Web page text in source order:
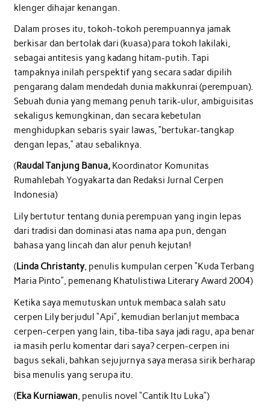
klenger dihajar kenangan.
Dalam proses itu, tokoh-tokoh perempuannya jamak
berkisar dan bertolak dari (kuasa) para tokoh lakilaki,
sebagai antitesis yang kadang hitam-putih. Tapi
tampaknya inilah perspektif yang secara sadar dipilih
pengarang dalam mendedah dunia makkunrai (perempuan).
Sebuah dunia yang memang penuh tarik-ulur, ambiguisitas
sekaligus kemungkinan, dan secara kebetulan
menghidupkan sebaris syair lawas, “bertukar-tangkap
dengan lepas,” atau sebaliknya.
(Raudal Tanjung Banua,Koordinator Komunitas
Rumahlebah Yogyakarta dan Redaksi Jurnal Cerpen
Indonesia)
Lily bertutur tentang dunia perempuan yang ingin lepas
dari tradisi dan dominasi atas nama apa pun, dengan
bahasa yang lincah dan alur penuh kejutan!
(Linda Christanty, penulis kumpulan cerpen “Kuda Terbang
Maria Pinto”, pemenang Khatulistiwa Literary Award 2004)
Ketika saya memutuskan untuk membaca salah satu
cerpen Lily berjudul “Api”, kemudian berlanjut membaca
cerpen-cerpen yang lain, tiba-tiba saya jadi ragu, apa benar
ia masih perlu komentar dari saya? cerpen-cerpen ini
bagus sekali, bahkan sejujurnya saya merasa sirik berharap
bisa menulis yang serupa itu.
(Eka Kurniawan, penulis novel “Cantik Itu Luka”)